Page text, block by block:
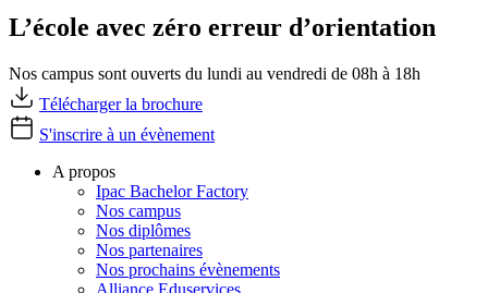
L’école avec zéro erreur d’orientation
Nos campus sont ouverts du lundi au vendredi de 08h à 18h
Télécharger la brochure
S'inscrire à un évènement
A propos
Ipac Bachelor Factory
Nos campus
Nos diplômes
Nos partenaires
Nos prochains évènements